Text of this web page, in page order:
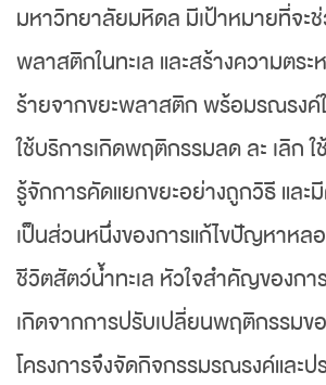
มหาวิทยาลัยมหิดล มีเป้าหมายที่จะ
พลาสติกในทะเล และสร้างความต
ร้ายจากขยะพลาสติก พร้อมรณรงค์
ใช้บริการเกิดพฤติกรรมลด ละ เลิก
รู้จักการคัดแยกขยะอย่างถูกวิธี และ
เป็นส่วนหนึ่งของการแก้ไขปัญหาห
ชีวิตสัตว์น้ำทะเล หัวใจสำคัญของก
เกิดจากการปรับเปลี่ยนพฤติกรรมข
โครงการจึงจัดกิจกรรมรณรงค์และ